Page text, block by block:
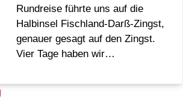
Rundreise führte uns auf die
Halbinsel Fischland-Darß-Zingst,
genauer gesagt auf den Zingst.
Vier Tage haben wir…